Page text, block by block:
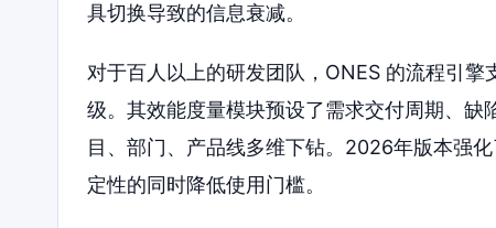
具切换导致的信息衰减。
对于百人以上的研发团队，ONES 的流程引
级。其效能度量模块预设了需求交付周期、
目、部门、产品线多维下钻。2026年版本强
定性的同时降低使用门槛。